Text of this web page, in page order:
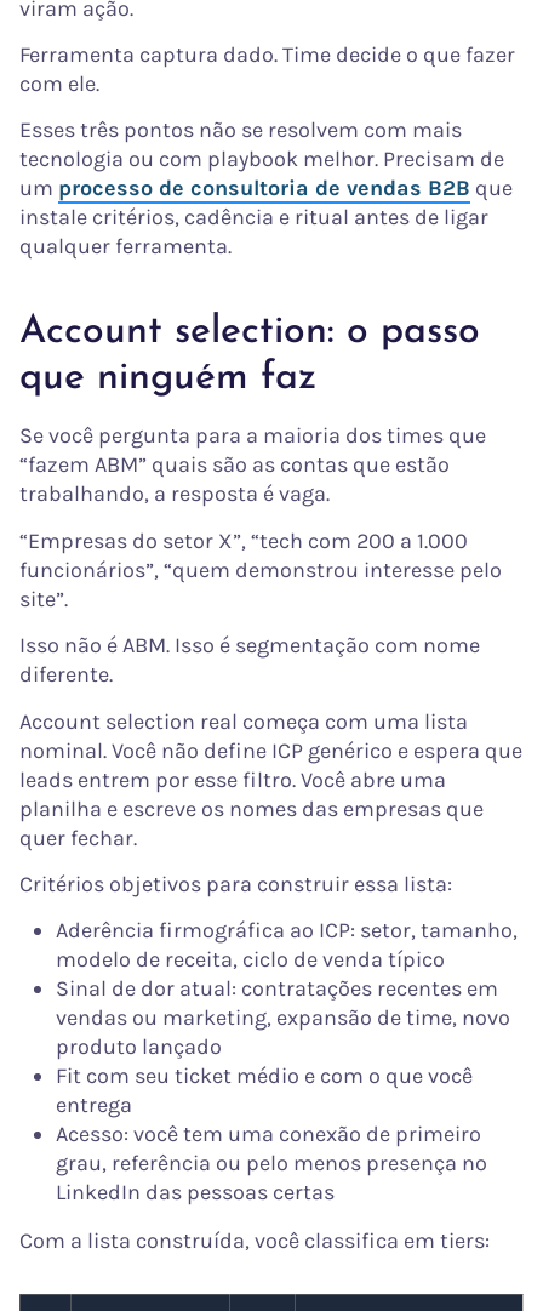
viram ação.
Ferramenta captura dado. Time decide o que fazer
com ele.
Esses três pontos não se resolvem com mais
tecnologia ou com playbook melhor. Precisam de
um processo de consultoria de vendas B2B que
instale critérios, cadência e ritual antes de ligar
qualquer ferramenta.
Account selection: o passo
que ninguém faz
Se você pergunta para a maioria dos times que
“fazem ABM” quais são as contas que estão
trabalhando, a resposta é vaga.
“Empresas do setor X”, “tech com 200 a 1.000
funcionários”, “quem demonstrou interesse pelo
site”.
Isso não é ABM. Isso é segmentação com nome
diferente.
Account selection real começa com uma lista
nominal. Você não define ICP genérico e espera que
leads entrem por esse filtro. Você abre uma
planilha e escreve os nomes das empresas que
quer fechar.
Critérios objetivos para construir essa lista:
Aderência firmográfica ao ICP: setor, tamanho,
modelo de receita, ciclo de venda típico
Sinal de dor atual: contratações recentes em
vendas ou marketing, expansão de time, novo
produto lançado
Fit com seu ticket médio e com o que você
entrega
Acesso: você tem uma conexão de primeiro
grau, referência ou pelo menos presença no
LinkedIn das pessoas certas
Com a lista construída, você classifica em tiers: